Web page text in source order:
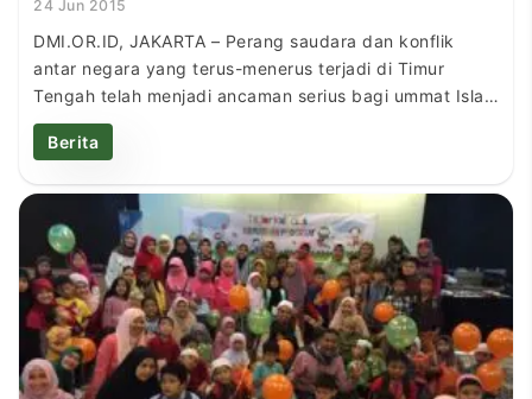
24 Jun 2015
DMI.OR.ID, JAKARTA – Perang saudara dan konflik
antar negara yang terus-menerus terjadi di Timur
Tengah telah menjadi ancaman serius bagi ummat Islam
di kawasan itu, bahkan di seluruh dunia. Lihat saja
korban tewas di Iraq yang sudah mencapai 850 ribu
Hussein. Ketua Umum Pengurus Besar Nahdlatul Ulama
[…]
Berita